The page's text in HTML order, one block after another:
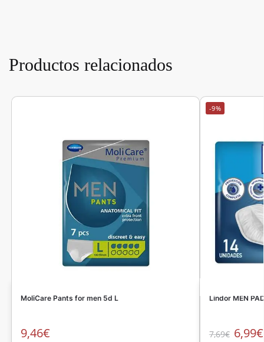
Productos relacionados
MoliCare Pants for men 5d L
9,46€
-9%
Lindor MEN
7,69€ 6,99€